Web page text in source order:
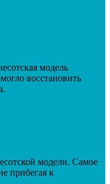
модель
восстановить
модели. Самое
прибегая к